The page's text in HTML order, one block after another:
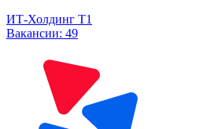
ИТ-Холдинг Т1
Вакансии: 49